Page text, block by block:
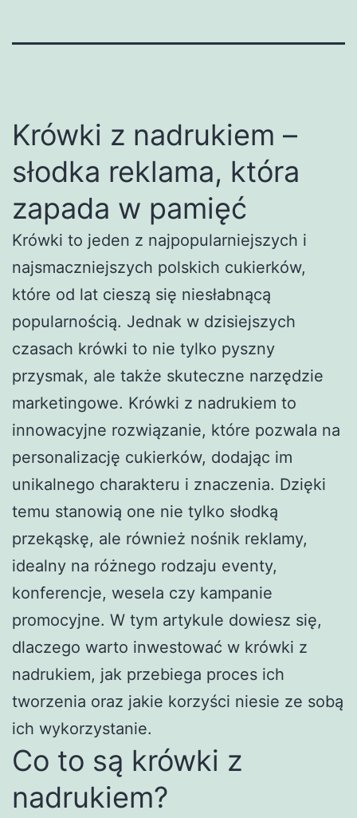
Krówki z nadrukiem –
słodka reklama, która
zapada w pamięć
Krówki to jeden z najpopularniejszych i
najsmaczniejszych polskich cukierków,
które od lat cieszą się niesłabnącą
popularnością. Jednak w dzisiejszych
czasach krówki to nie tylko pyszny
przysmak, ale także skuteczne narzędzie
marketingowe. Krówki z nadrukiem to
innowacyjne rozwiązanie, które pozwala na
personalizację cukierków, dodając im
unikalnego charakteru i znaczenia. Dzięki
temu stanowią one nie tylko słodką
przekąskę, ale również nośnik reklamy,
idealny na różnego rodzaju eventy,
konferencje, wesela czy kampanie
promocyjne. W tym artykule dowiesz się,
dlaczego warto inwestować w krówki z
nadrukiem, jak przebiega proces ich
tworzenia oraz jakie korzyści niesie ze sobą
ich wykorzystanie.
Co to są krówki z
nadrukiem?